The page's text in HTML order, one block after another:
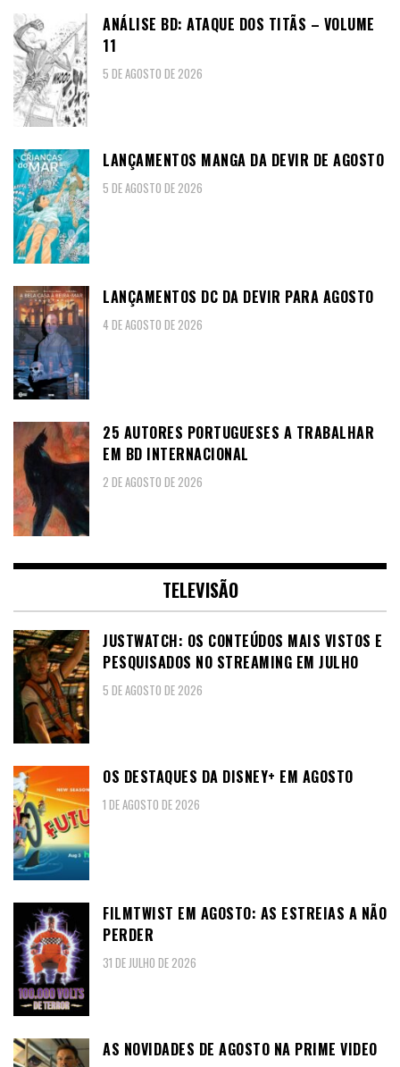
ANÁLISE BD: ATAQUE DOS TITÃS – VOLUME
11
5 DE AGOSTO DE 2026
LANÇAMENTOS MANGA DA DEVIR DE AGOSTO
5 DE AGOSTO DE 2026
LANÇAMENTOS DC DA DEVIR PARA AGOSTO
4 DE AGOSTO DE 2026
25 AUTORES PORTUGUESES A TRABALHAR
EM BD INTERNACIONAL
2 DE AGOSTO DE 2026
TELEVISÃO
JUSTWATCH: OS CONTEÚDOS MAIS VISTOS E
PESQUISADOS NO STREAMING EM JULHO
5 DE AGOSTO DE 2026
OS DESTAQUES DA DISNEY+ EM AGOSTO
1 DE AGOSTO DE 2026
FILMTWIST EM AGOSTO: AS ESTREIAS A NÃO
PERDER
31 DE JULHO DE 2026
AS NOVIDADES DE AGOSTO NA PRIME VIDEO